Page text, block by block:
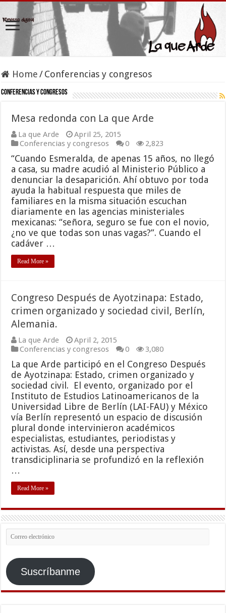
Home /Conferencias y congresos
Conferencias y congresos
Mesa redonda con La que Arde
La que Arde
April 25, 2015
Conferencias y congresos
0 2,823
“Cuando Esmeralda, de apenas 15 años, no llegó
a casa, su madre acudió al Ministerio Público a
denunciar la desaparición. Ahí obtuvo por toda
ayuda la habitual respuesta que miles de
familiares en la misma situación escuchan
diariamente en las agencias ministeriales
mexicanas: “señora, seguro se fue con el novio,
¿no ve que todas son unas vagas?”. Cuando el
cadáver …
Read More »
Congreso Después de Ayotzinapa: Estado,
crimen organizado y sociedad civil, Berlín,
Alemania.
La que Arde
April 2, 2015
Conferencias y congresos
0 3,080
La que Arde participó en el Congreso Después
de Ayotzinapa: Estado, crimen organizado y
sociedad civil. El evento, organizado por el
Instituto de Estudios Latinoamericanos de la
Universidad Libre de Berlín (LAI-FAU) y México
vía Berlín representó un espacio de discusión
plural donde intervinieron académicos
especialistas, estudiantes, periodistas y
activistas. Así, desde una perspectiva
transdiciplinaria se profundizó en la reflexión
…
Read More »
Correo
electrónico
Suscríbanme